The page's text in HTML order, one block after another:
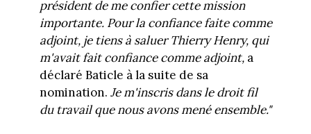
président de me confier cette mission
importante. Pour la confiance faite comme
adjoint, je tiens à saluer Thierry Henry, qui
m'avait fait confiance comme adjoint,a
déclaré Baticle à la suite de sa
nomination. Je m'inscris dans le droit fil
du travail que nous avons mené ensemble."